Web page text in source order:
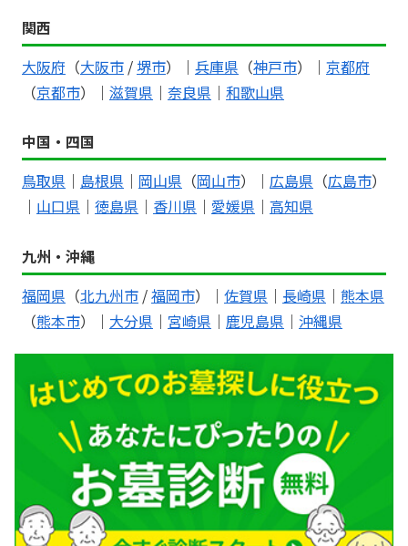
関西
大阪府 （大阪市 / 堺市）｜ 兵庫県 （神戸市）｜ 京都府
（京都市）｜ 滋賀県 ｜ 奈良県 ｜ 和歌山県
中国・四国
鳥取県 ｜ 島根県 ｜ 岡山県 （岡山市）｜ 広島県 （広島市）
｜ 山口県 ｜ 徳島県 ｜ 香川県 ｜ 愛媛県 ｜ 高知県
九州・沖縄
福岡県 （北九州市 /福岡市）｜ 佐賀県 ｜ 長崎県 ｜ 熊本県
（熊本市）｜ 大分県 ｜ 宮崎県 ｜ 鹿児島県 ｜ 沖縄県